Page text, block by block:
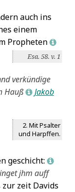
auch ins
einem
Propheten L
Esa. 58. v. 1
verkündige
Hauß L Jakob
2. Mit Psalter
und Harpffen.
geschicht: L
jhm auff
zur zeit Davids